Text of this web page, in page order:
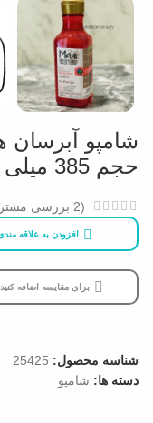
شامپو آبرسان
حجم 385 میلی لیت
(
2 بررسی
افزودن به علاقه
برای مقایسه اضافه کنید
شناسه محصول: 25425
دسته ها: شامپو